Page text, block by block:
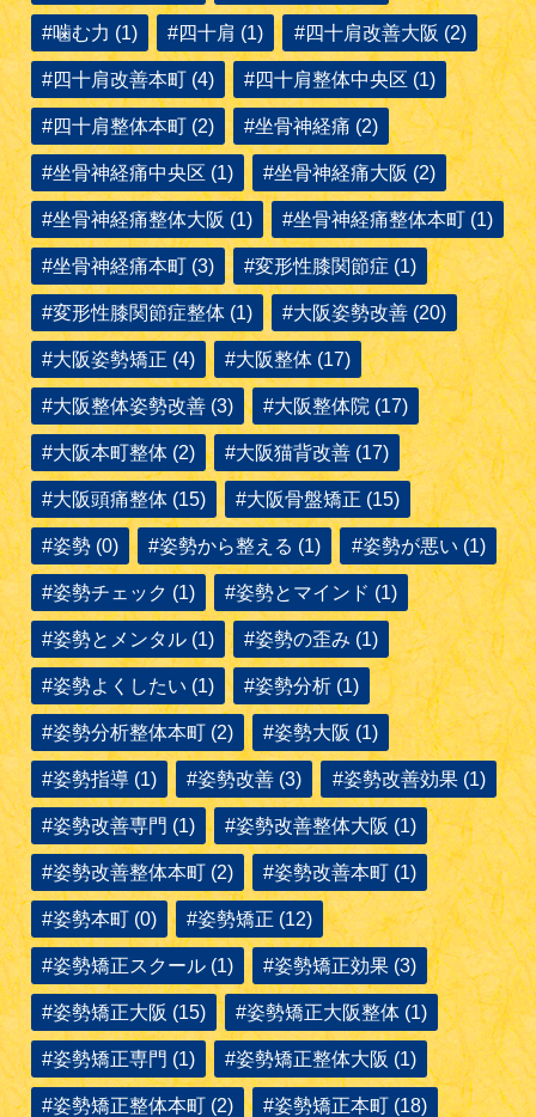
#噛む力 (1) #四十肩 (1) #四十肩改善大阪 (2)
#四十肩改善本町 (4) #四十肩整体中央区 (1)
#四十肩整体本町 (2) #坐骨神経痛 (2)
#坐骨神経痛中央区 (1) #坐骨神経痛大阪 (2)
#坐骨神経痛整体大阪 (1) #坐骨神経痛整体本町 (1)
#坐骨神経痛本町 (3) #変形性膝関節症 (1)
#変形性膝関節症整体 (1) #大阪姿勢改善 (20)
#大阪姿勢矯正 (4) #大阪整体 (17)
#大阪整体姿勢改善 (3) #大阪整体院 (17)
#大阪本町整体 (2) #大阪猫背改善 (17)
#大阪頭痛整体 (15) #大阪骨盤矯正 (15)
#姿勢 (0) #姿勢から整える (1) #姿勢が悪い (1)
#姿勢チェック (1) #姿勢とマインド (1)
#姿勢とメンタル (1) #姿勢の歪み (1)
#姿勢よくしたい (1) #姿勢分析 (1)
#姿勢分析整体本町 (2) #姿勢大阪 (1)
#姿勢指導 (1) #姿勢改善 (3) #姿勢改善効果 (1)
#姿勢改善専門 (1) #姿勢改善整体大阪 (1)
#姿勢改善整体本町 (2) #姿勢改善本町 (1)
#姿勢本町 (0) #姿勢矯正 (12)
#姿勢矯正スクール (1) #姿勢矯正効果 (3)
#姿勢矯正大阪 (15) #姿勢矯正大阪整体 (1)
#姿勢矯正専門 (1) #姿勢矯正整体大阪 (1)
#姿勢矯正整体本町 (2) #姿勢矯正本町 (18)